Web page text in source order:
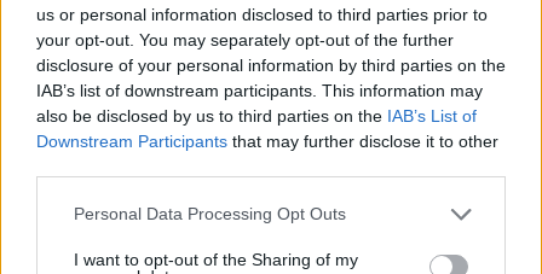
us or personal information disclosed to third parties prior to
your opt-out. You may separately opt-out of the further
disclosure of your personal information by third parties on the
IAB’s list of downstream participants. This information may
also be disclosed by us to third parties on the IAB’s List of
Downstream Participants that may further disclose it to other
Please note that this website/app uses one or more Google
not limited to your visit or usage behaviour. You may click to
Personal Data Processing Opt Outs
I want to opt-out of the Sharing of my
Τι έγραφαν οι ξένοι ανταποκριτές σε
τηλεγραφήματά τους από τη Μικρά
Ασία το 1921
08.08.2026, 10:26 12
Τουρίστας στην Κρήτη ζητά... τιμή για